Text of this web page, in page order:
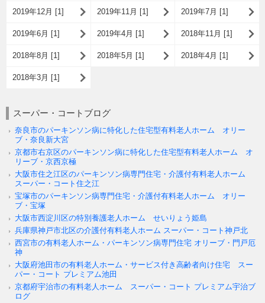
2019年12月 [1] 2019年11月 [1] 2019年7月 [1]
2019年6月 [1] 2019年4月 [1] 2018年11月 [1]
2018年8月 [1] 2018年5月 [1] 2018年4月 [1]
2018年3月 [1]
スーパー・コートブログ
奈良市のパーキンソン病に特化した住宅型有料老人ホーム オリー
ブ・奈良新大宮
京都市右京区のパーキンソン病に特化した住宅型有料老人ホーム オ
リーブ・京西京極
大阪市住之江区のパーキンソン病専門住宅・介護付有料老人ホーム
スーパー・コート住之江
宝塚市のパーキンソン病専門住宅・介護付有料老人ホーム オリー
ブ・宝塚
大阪市西淀川区の特別養護老人ホーム せいりょう姫島
兵庫県神戸市北区の介護付有料老人ホーム スーパー・コート神戸北
西宮市の有料老人ホーム・パーキンソン病専門住宅 オリーブ・門戸厄
神
大阪府池田市の有料老人ホーム・サービス付き高齢者向け住宅 スー
パー・コート プレミアム池田
京都府宇治市の有料老人ホーム スーパー・コート プレミアム宇治ブ
ログ